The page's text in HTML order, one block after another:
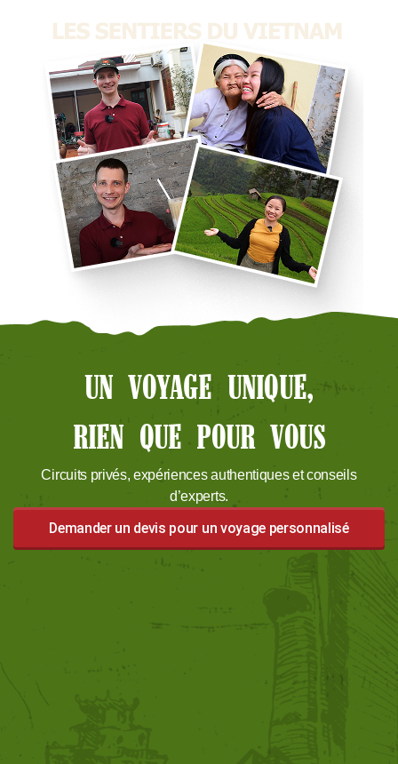
UN VOYAGE UNIQUE,
RIEN QUE POUR VOUS
Circuits privés, expériences authentiques et conseils
d’experts.
Demander un devis pour un voyage personnalisé